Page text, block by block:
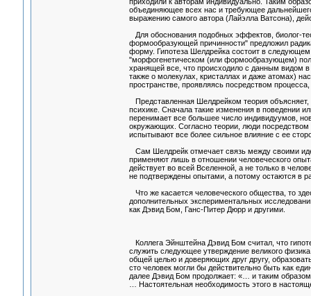
объединяющее всех нас и требующее
выражению самого автора (Лайэлла Ватсона),
Для обоснования подобных эффектов, биолог-
формообразующей причинности" предложил
форму. Гипотеза Шелдрейка состоит в
"морфогенетическом (или формообразующем)
хранящей все, что происходило с данным видом в
также о молекулах, кристаллах и даже атомах)
пространстве, проявляясь посредством
Представленная Шелдрейком теория объясняет,
психике. Сначала такие изменения в поведении
перенимает все большее число индивидуумов,
окружающих. Согласно теории, люди
испытывают все более сильное влияние с ее
Сам Шелдрейк отмечает связь между своими
применяют лишь в отношении человеческого
действует во всей Вселенной, а не только в
не подтверждены опытами, а потому остаются в
Что же касается человеческого общества, то
дополнительных экспериментальных
как Дэвид Бом, Ганс-Питер Дюрр и другими.
Коллега Эйнштейна Дэвид Бом считал, что
служить следующее утверждение великого
общей целью и доверяющих друг другу,
сто человек могли бы действительно быть как
далее Дэвид Бом продолжает: «… и таким
… Настоятельная необходимость этого в